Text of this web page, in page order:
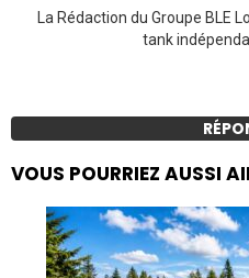
La Rédaction du Groupe BLE
tank
VOUS POURRIEZ AUSSI